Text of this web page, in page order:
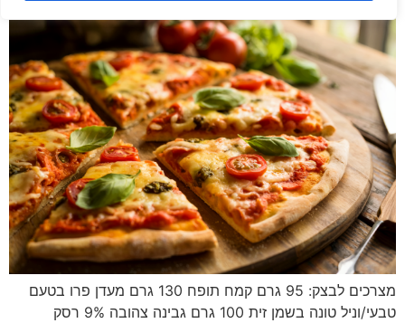
מצרכים לבצק: 95 גרם קמח תופח 130 גרם מעדן פרו בטעם
טבעי/וניל טונה בשמן זית 100 גרם גבינה צהובה 9% רסק